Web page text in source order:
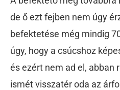
de ő ezt fejben nem úgy
befektetése még mindig
úgy, hogy a csúcshoz
és ezért nem ad el, abban
ismét visszatér oda az